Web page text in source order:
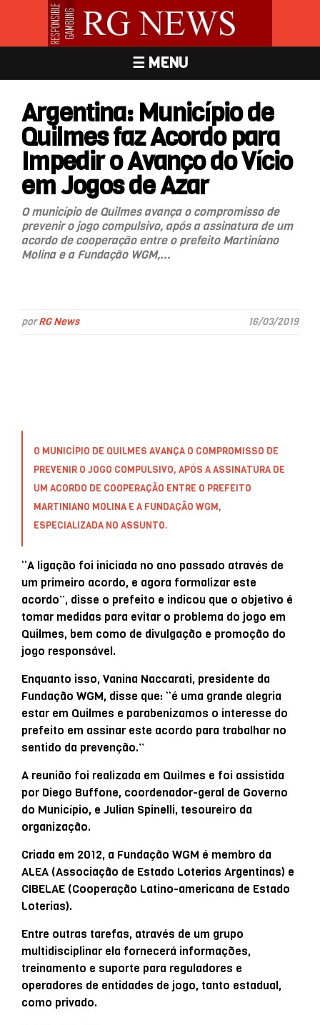
☰ MENU
Argentina: Município de
Quilmes faz Acordo para
Impedir o Avanço do Vício
em Jogos de Azar
O município de Quilmes avança o compromisso de
prevenir o jogo compulsivo, após a assinatura de um
acordo de cooperação entre o prefeito Martiniano
Molina e a Fundação WGM,...
porRG News 16/03/2019
O MUNICÍPIO DE QUILMES AVANÇA O COMPROMISSO DE
PREVENIR O JOGO COMPULSIVO, APÓS A ASSINATURA DE
UM ACORDO DE COOPERAÇÃO ENTRE O PREFEITO
MARTINIANO MOLINA E A FUNDAÇÃO WGM,
ESPECIALIZADA NO ASSUNTO.
“A ligação foi iniciada no ano passado através de
um primeiro acordo, e agora formalizar este
acordo”, disse o prefeito e indicou que o objetivo é
tomar medidas para evitar o problema do jogo em
Quilmes, bem como de divulgação e promoção do
jogo responsável.
Enquanto isso, Vanina Naccarati, presidente da
Fundação WGM, disse que: “é uma grande alegria
estar em Quilmes e parabenizamos o interesse do
prefeito em assinar este acordo para trabalhar no
sentido da prevenção.”
A reunião foi realizada em Quilmes e foi assistida
por Diego Buffone, coordenador-geral de Governo
do Município, e Julian Spinelli, tesoureiro da
organização.
Criada em 2012, a Fundação WGM é membro da
ALEA (Associação de Estado Loterias Argentinas) e
CIBELAE (Cooperação Latino-americana de Estado
Loterias).
Entre outras tarefas, através de um grupo
multidisciplinar ela fornecerá informações,
treinamento e suporte para reguladores e
operadores de entidades de jogo, tanto estadual,
como privado.